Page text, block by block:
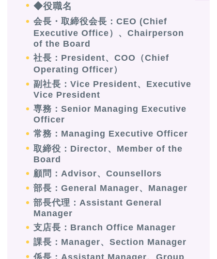
◆役職名
会長・取締役会長：CEO (Chief
Executive Office）、Chairperson
of the Board
社長：President、COO（Chief
Operating Officer）
副社長：Vice President、Executive
Vice President
専務：Senior Managing Executive
Officer
常務：Managing Executive Officer
取締役：Director、Member of the
Board
顧問：Advisor、Counsellors
部長：General Manager、Manager
部長代理：Assistant General
Manager
支店長：Branch Office Manager
課長：Manager、Section Manager
係長：Assistant Manager、Group